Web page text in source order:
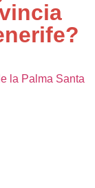
la Palma Santa